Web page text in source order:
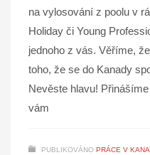
na vylosování z poolu v
Holiday či Young
jednoho z vás. Věříme,
toho, že se do Kanady
Nevěste hlavu!
vám
PUBLIKOVÁNO PRÁCE V